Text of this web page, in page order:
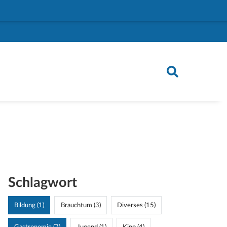
Schlagwort
Bildung (1) Brauchtum (3) Diverses (15)